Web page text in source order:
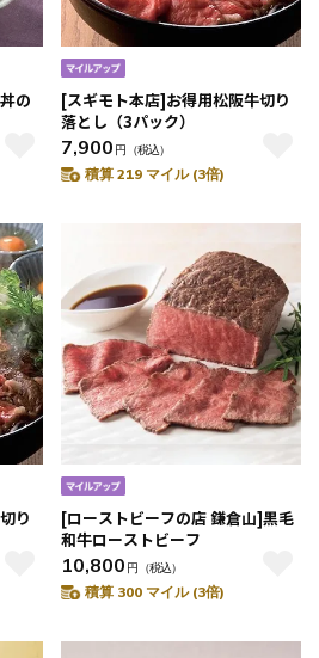
の
[スギモト本店]お得用松阪牛切り
落とし（3パック）
7,900 円 （税込）
積算 219 マイル (3倍)
り
[ローストビーフの店 鎌倉山]黒毛
和牛ローストビーフ
10,800 円 （税込）
積算 300 マイル (3倍)